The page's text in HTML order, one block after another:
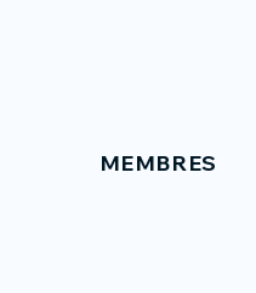
MEMBRES